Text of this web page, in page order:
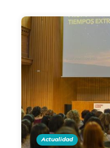
Actualidad